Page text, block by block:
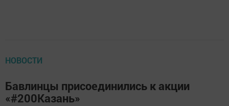
НОВОСТИ
Бавлинцы присоединились к акции
«#200Казань»